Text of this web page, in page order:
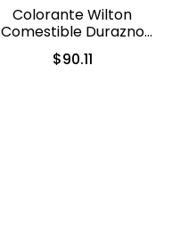
Colorante Wilton
Comestible Durazno
Cremoso/Creamy
Peach 28.3gr. (610-210)
$90.11